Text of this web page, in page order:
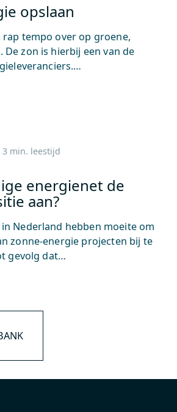
opslaan
rap tempo over op groene,
zon is hierbij een van de
3 min. leestijd
energienet de
aan?
Nederland hebben moeite om
zonne-energie projecten bij te
gevolg dat…